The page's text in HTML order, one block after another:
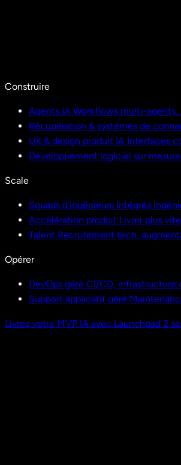
Construire
Agents IA Workflows multi-agents,
Récupération & systèmes de
UX & design produit IA Interfaces
Développement logiciel sur mesure
Scale
Squads d'ingénieurs intégrés
Accélération produit Livrer plus
Talent Recrutement tech,
Opérer
DevOps géré CI/CD, infrastructure
Support applicatif géré
Livrez votre MVP IA avec Launchpad 2